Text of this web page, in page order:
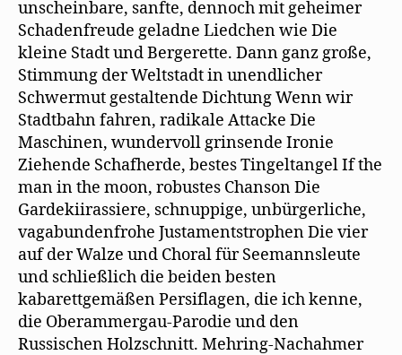
unscheinbare, sanfte, dennoch mit geheimer
Schadenfreude geladne Liedchen wie Die
kleine Stadt und Bergerette. Dann ganz große,
Stimmung der Weltstadt in unendlicher
Schwermut gestaltende Dichtung Wenn wir
Stadtbahn fahren, radikale Attacke Die
Maschinen, wundervoll grinsende Ironie
Ziehende Schafherde, bestes Tingeltangel If the
man in the moon, robustes Chanson Die
Gardekiirassiere, schnuppige, unbürgerliche,
vagabundenfrohe Justamentstrophen Die vier
auf der Walze und Choral für Seemannsleute
und schließlich die beiden besten
kabarettgemäßen Persiflagen, die ich kenne,
die Oberammergau-Parodie und den
Russischen Holzschnitt. Mehring-Nachahmer